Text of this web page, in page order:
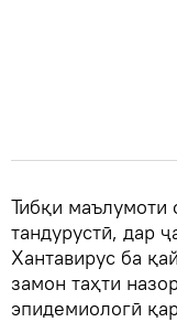
Тибқи
тандурустӣ, дар
Хантавирус ба
замон таҳти
эпидемиологӣ